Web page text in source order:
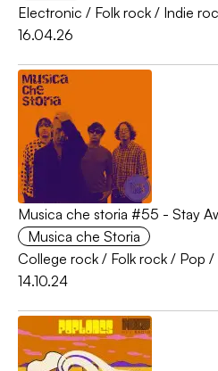
Electronic / Folk rock / Indie
16.04.26
Musica che storia #55 - Stay
Musica che Storia
College rock / Folk rock / Pop /
14.10.24